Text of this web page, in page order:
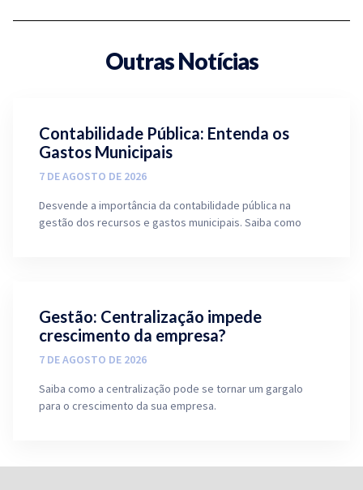
Outras Notícias
Contabilidade Pública: Entenda os
Gastos Municipais
7 DE AGOSTO DE 2026
Desvende a importância da contabilidade pública na
gestão dos recursos e gastos municipais. Saiba como
Gestão: Centralização impede
crescimento da empresa?
7 DE AGOSTO DE 2026
Saiba como a centralização pode se tornar um gargalo
para o crescimento da sua empresa.